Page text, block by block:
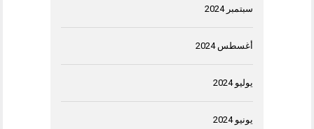
سبتمبر 2024
أغسطس 2024
يوليو 2024
يونيو 2024